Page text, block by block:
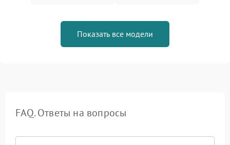
Показать все модели
FAQ. Ответы на вопросы